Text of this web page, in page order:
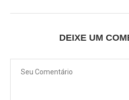
DEIXE UM